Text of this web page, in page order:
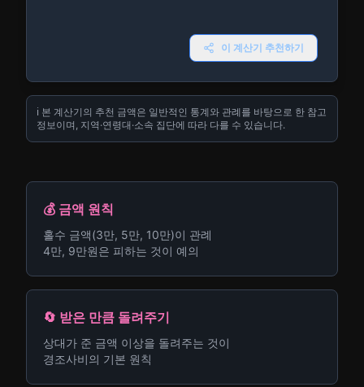
이 계산기 추천하기
ℹ️ 본 계산기의 추천 금액은 일반적인 통계와 관례를 바탕으로 한 참고
정보이며, 지역·연령대·소속 집단에 따라 다를 수 있습니다.
💰 금액 원칙
홀수 금액(3만, 5만, 10만)이 관례
4만, 9만원은 피하는 것이 예의
🔄 받은 만큼 돌려주기
상대가 준 금액 이상을 돌려주는 것이
경조사비의 기본 원칙